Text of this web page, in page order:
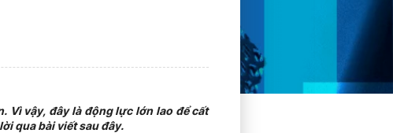
Vì vậy, đây là động lực lớn lao để cất
qua bài viết sau đây.